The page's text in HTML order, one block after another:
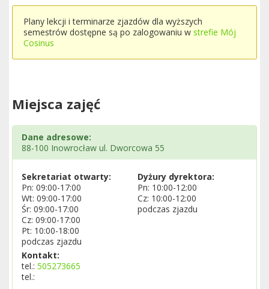
Plany lekcji i terminarze zjazdów dla wyższych
semestrów dostępne są po zalogowaniu w strefie Mój
Cosinus
Miejsca zajęć
Dane adresowe:
88-100 Inowrocław ul. Dworcowa 55
Sekretariat otwarty:
Pn: 09:00-17:00
Wt: 09:00-17:00
Śr: 09:00-17:00
Cz: 09:00-17:00
Pt: 10:00-18:00
podczas zjazdu
Dyżury dyrektora:
Pn: 10:00-12:00
Cz: 10:00-12:00
podczas zjazdu
Kontakt:
tel.: 505273665
tel.: